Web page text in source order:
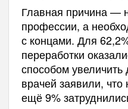
Главная причина —
профессии, а
с концами. Для
переработки
способом
врачей заявили,
ещё 9%